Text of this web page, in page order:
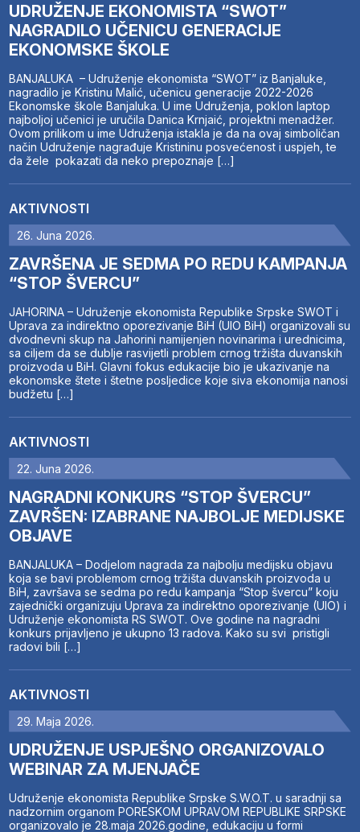
UDRUŽENJE EKONOMISTA “SWOT”
NAGRADILO UČENICU GENERACIJE
EKONOMSKE ŠKOLE
BANJALUKA – Udruženje ekonomista “SWOT” iz Banjaluke,
nagradilo je Kristinu Malić, učenicu generacije 2022-2026
Ekonomske škole Banjaluka. U ime Udruženja, poklon laptop
najboljoj učenici je uručila Danica Krnjaić, projektni menadžer.
Ovom prilikom u ime Udruženja istakla je da na ovaj simboličan
način Udruženje nagrađuje Kristininu posvećenost i uspjeh, te
da žele pokazati da neko prepoznaje […]
AKTIVNOSTI
26. Juna 2026.
ZAVRŠENA JE SEDMA PO REDU KAMPANJA
“STOP ŠVERCU”
JAHORINA – Udruženje ekonomista Republike Srpske SWOT i
Uprava za indirektno oporezivanje BiH (UIO BiH) organizovali su
dvodnevni skup na Jahorini namijenjen novinarima i urednicima,
sa ciljem da se dublje rasvijetli problem crnog tržišta duvanskih
proizvoda u BiH. Glavni fokus edukacije bio je ukazivanje na
ekonomske štete i štetne posljedice koje siva ekonomija nanosi
budžetu […]
AKTIVNOSTI
22. Juna 2026.
NAGRADNI KONKURS “STOP ŠVERCU”
ZAVRŠEN: IZABRANE NAJBOLJE MEDIJSKE
OBJAVE
BANJALUKA – Dodjelom nagrada za najbolju medijsku objavu
koja se bavi problemom crnog tržišta duvanskih proizvoda u
BiH, završava se sedma po redu kampanja “Stop švercu” koju
zajednički organizuju Uprava za indirektno oporezivanje (UIO) i
Udruženje ekonomista RS SWOT. Ove godine na nagradni
konkurs prijavljeno je ukupno 13 radova. Kako su svi pristigli
radovi bili […]
AKTIVNOSTI
29. Maja 2026.
UDRUŽENJE USPJEŠNO ORGANIZOVALO
WEBINAR ZA MJENJAČE
Udruženje ekonomista Republike Srpske S.W.O.T. u saradnji sa
nadzornim organom PORESKOM UPRAVOM REPUBLIKE SRPSKE
organizovalo je 28.maja 2026.godine, edukaciju u formi